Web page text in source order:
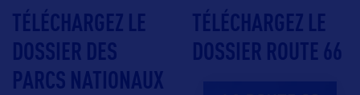
TÉLÉCHARGEZ LE
DOSSIER DES
PARCS NATIONAUX
TÉLÉCHARGEZ LE
DOSSIER ROUTE 66